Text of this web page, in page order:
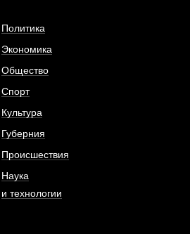
Политика
Экономика
Общество
Спорт
Культура
Губерния
Происшествия
Наука
и технологии